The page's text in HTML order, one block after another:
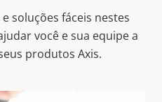
soluções fáceis nestes
você e sua equipe a
produtos Axis.